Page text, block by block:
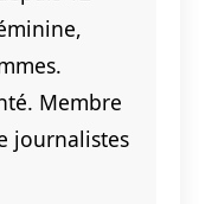
Membre
journalistes